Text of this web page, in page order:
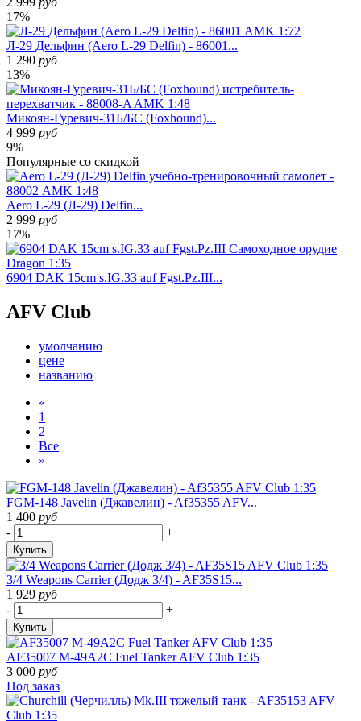
17%
Л-29 Дельфин (Aero L-29 Delfin) - 86001...
1 290 руб
13%
Микоян-Гуревич-31Б/БС (Foxhound)...
4 999 руб
9%
Популярные со скидкой
Aero L-29 (Л-29) Delfin...
2 999 руб
17%
6904 DAK 15cm s.IG.33 auf Fgst.Pz.III...
AFV Club
умолчанию
цене
названию
«
1
2
Все
»
FGM-148 Javelin (Джавелин) - Af35355 AFV...
1 400 руб
-
+
Купить
3/4 Weapons Carrier (Додж 3/4) - AF35S15...
1 929 руб
-
+
Купить
AF35007 M-49A2C Fuel Tanker AFV Club 1:35
3 000 руб
Под заказ